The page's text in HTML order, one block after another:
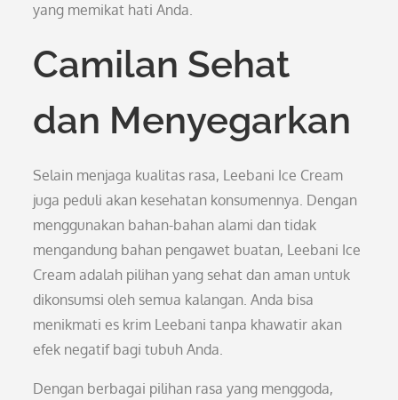
yang memikat hati Anda.
Camilan Sehat
dan Menyegarkan
Selain menjaga kualitas rasa, Leebani Ice Cream
juga peduli akan kesehatan konsumennya. Dengan
menggunakan bahan-bahan alami dan tidak
mengandung bahan pengawet buatan, Leebani Ice
Cream adalah pilihan yang sehat dan aman untuk
dikonsumsi oleh semua kalangan. Anda bisa
menikmati es krim Leebani tanpa khawatir akan
efek negatif bagi tubuh Anda.
Dengan berbagai pilihan rasa yang menggoda,